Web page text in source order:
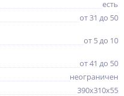
есть
от 31 до 50
от 5 до 10
от 41 до 50
неограничен
390x310x55